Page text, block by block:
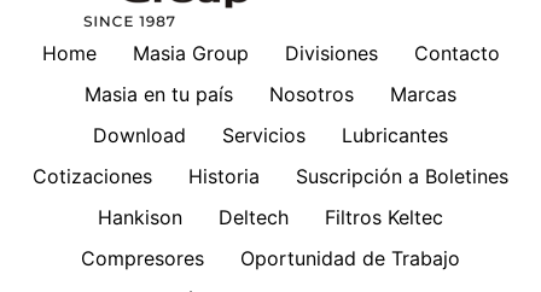
Home Masia Group Divisiones
Contacto
Masia en tu país
Nosotros
Marcas
Download
Servicios
Lubricantes
Cotizaciones
Historia
Suscripción a Boletines
Hankison
Deltech
Filtros Keltec
Compresores
Oportunidad de Trabajo